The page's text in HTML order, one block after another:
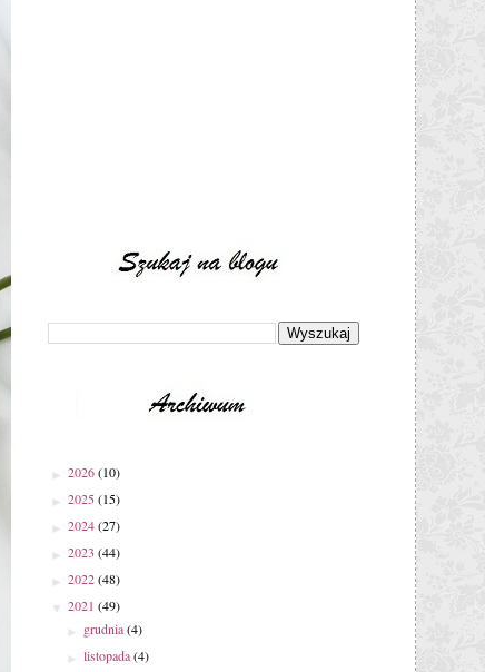
► 2026(10)
► 2025(15)
► 2024(27)
► 2023 (44)
► 2022(48)
▼ 2021 (49)
► grudnia(4)
►listopada(4)